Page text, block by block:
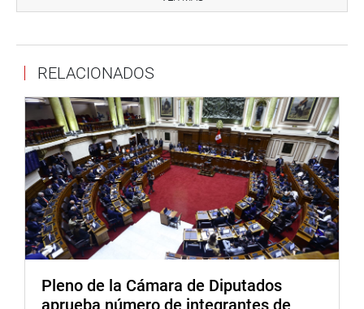
RELACIONADOS
Pleno de la Cámara de Diputados
aprueba número de integrantes de